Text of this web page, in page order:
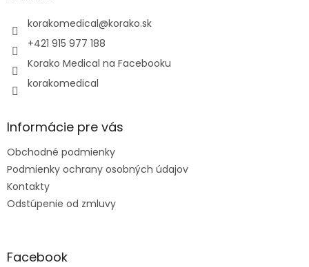
korakomedical@korako.sk
+421 915 977 188
Korako Medical na Facebooku
korakomedical
Informácie pre vás
Obchodné podmienky
Podmienky ochrany osobných údajov
Kontakty
Odstúpenie od zmluvy
Facebook